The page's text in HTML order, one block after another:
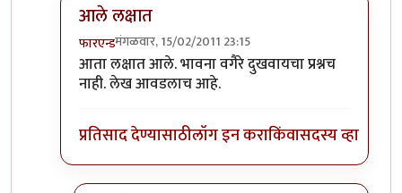
आले लक्षात
फारएन्डमंगळवार, 15/02/2011 23:15
In reply toनाही शब्दशः अर्थाने रिचर्डसbyमृत्युन्जय
आता लक्षात आले. भावना वगैरे दुखवायचा प्रश्नच
नाही. लेख आवडलाच आहे.
प्रतिसाद देण्यासाठीलॉग इन कराकिंवासदस्य व्हा